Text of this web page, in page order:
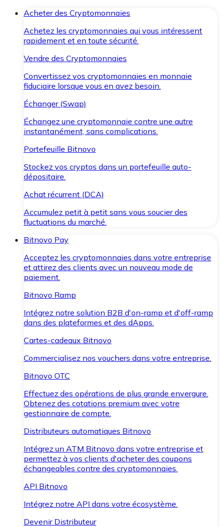
Acheter des Cryptomonnaies
Achetez les cryptomonnaies qui vous intéressent
rapidement et en toute sécurité.
Vendre des Cryptomonnaies
Convertissez vos cryptomonnaies en monnaie
fiduciaire lorsque vous en avez besoin.
Échanger (Swap)
Échangez une cryptomonnaie contre une autre
instantanément, sans complications.
Portefeuille Bitnovo
Stockez vos cryptos dans un portefeuille auto-
dépositaire.
Achat récurrent (DCA)
Accumulez petit à petit sans vous soucier des
fluctuations du marché.
Bitnovo Pay
Acceptez les cryptomonnaies dans votre entreprise
et attirez des clients avec un nouveau mode de
paiement.
Bitnovo Ramp
Intégrez notre solution B2B d'on-ramp et d'off-ramp
dans des plateformes et des dApps.
Cartes-cadeaux Bitnovo
Commercialisez nos vouchers dans votre entreprise.
Bitnovo OTC
Effectuez des opérations de plus grande envergure.
Obtenez des cotations premium avec votre
gestionnaire de compte.
Distributeurs automatiques Bitnovo
Intégrez un ATM Bitnovo dans votre entreprise et
permettez à vos clients d'acheter des coupons
échangeables contre des cryptomonnaies.
API Bitnovo
Intégrez notre API dans votre écosystème.
Devenir Distributeur